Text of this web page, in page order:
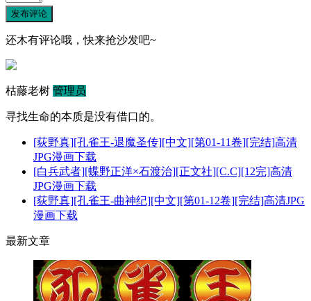
发布评论
还木有评论哦，快来抢沙发吧~
枯藤老树 管理员
寻找生命的本质是没有借口的。
[荻野真][孔雀王-退魔圣传][中文][第01-11卷][完结]高清
JPG漫画下载
[白兵武者][蝶野正洋×石渡治][正文社][C.C][12完]高清
JPG漫画下载
[荻野真][孔雀王-曲神纪][中文][第01-12卷][完结]高清JPG
漫画下载
最新文章